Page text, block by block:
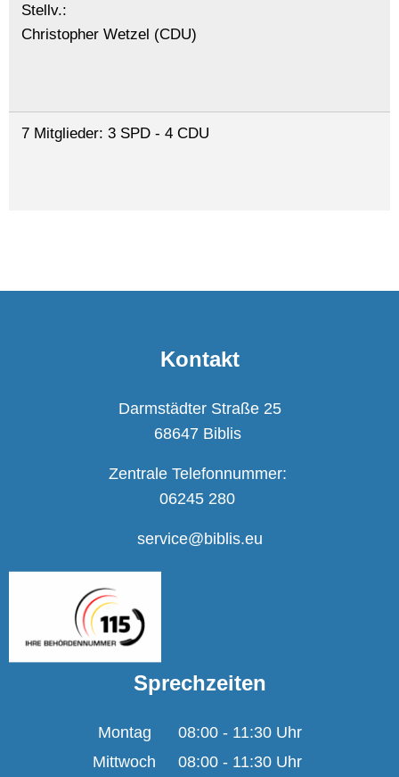
Stellv.:
Christopher Wetzel (CDU)
7 Mitglieder: 3 SPD - 4 CDU
Kontakt
Darmstädter Straße 25
68647 Biblis
Zentrale Telefonnummer:
06245 280
service@biblis.eu
Sprechzeiten
Montag 08:00- 11:30Uhr
Von 08:00 bis 11:30
Mittwoch 08:00- 11:30Uhr